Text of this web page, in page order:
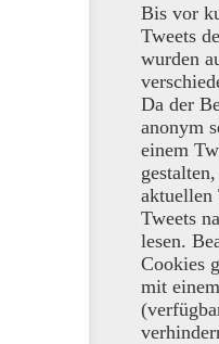
Bis vor
Tweets
wurden
Da der
anonym
einem
aktuellen
Tweets
lesen.
Cookies
mit